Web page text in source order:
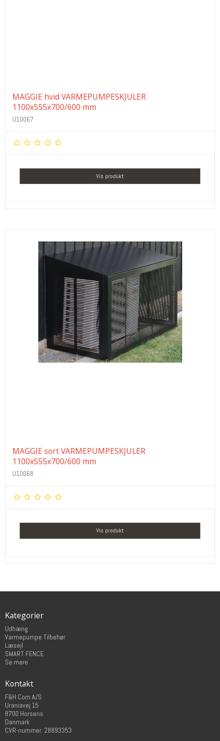
MAGGIE hvid VARMEPUMPESKJULER
1100x555x700/600 mm
U10067
Vis produkt
MAGGIE sort VARMEPUMPESKJULER
1100x555x700/600 mm
U10068
Vis produkt
Kategorier
Udhæng
Varmepumpe Tilbehør
Læsejl
SMART FENCE
Se mere
Kontakt
F&H Com A/S
Uraniavej 15
8700 Horsens
Danmark
CVR-nummer: 28893353